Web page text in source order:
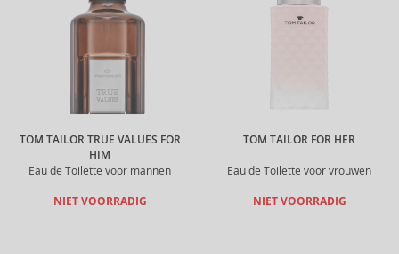
TOM TAILOR TRUE VALUES FOR
HIM
Eau de Toilette voor mannen
NIET VOORRADIG
TOM TAILOR FOR HER
Eau de Toilette voor vrouwen
NIET VOORRADIG